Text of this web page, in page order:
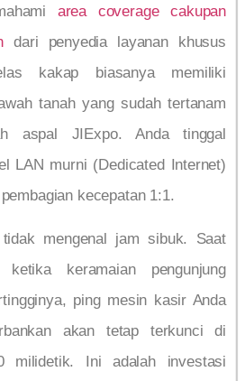
area coverage cakupan
dari penyedia layanan khusus
kakap biasanya memiliki
tanah yang sudah tertanam
aspal JIExpo. Anda tinggal
LAN murni (Dedicated Internet)
kecepatan 1:1.
mengenal jam sibuk. Saat
keramaian pengunjung
ping mesin kasir Anda
akan tetap terkunci di
milidetik. Ini adalah investasi